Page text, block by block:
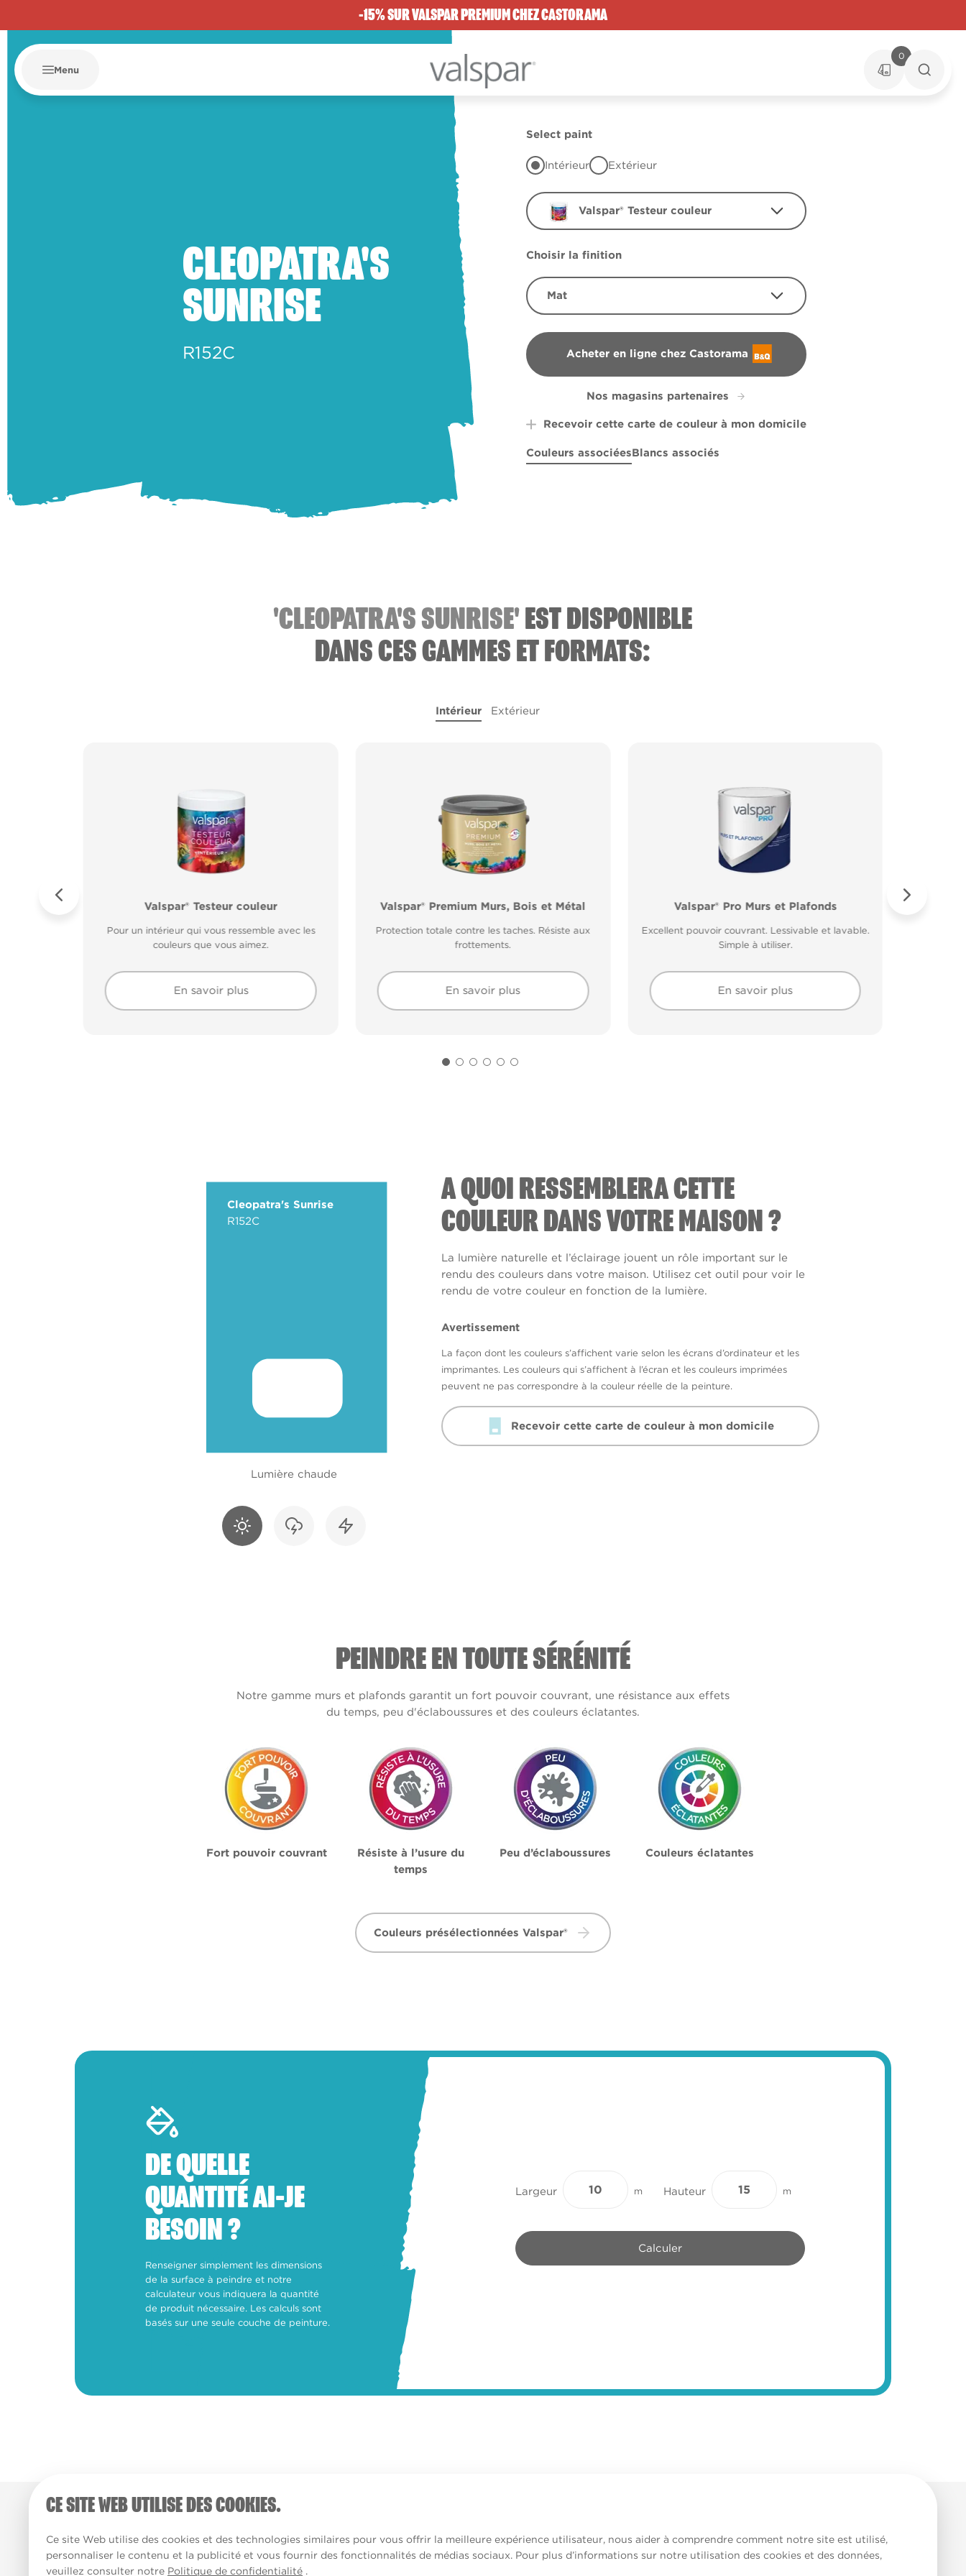
CE SITE WEB UTILISE DES COOKIES.
Ce site Web utilise des cookies et des technologies similaires pour vous offrir la meilleure expérience utilisateur, nous aider à comprendre comment notre site est utilisé,
personnaliser le contenu et la publicité et vous fournir des fonctionnalités de médias sociaux. Pour plus d’informations sur notre utilisation des cookies et des données,
veuillez consulter notre Politique de confidentialité .
-15% SUR VALSPAR PREMIUM CHEZ CASTORAMA
Menu
0
CLEOPATRA'S
SUNRISE
R152C
Select paint
Intérieur Extérieur
Valspar® Testeur couleur
Choisir la finition
Mat
Acheter en ligne chez Castorama
B&Q
Nos magasins partenaires
Recevoir cette carte de couleur à mon domicile
Couleurs associéesBlancs associés
'CLEOPATRA'S SUNRISE'EST DISPONIBLE
DANS CES GAMMES ET FORMATS:
Intérieur Extérieur
Valspar® Testeur couleur
Pour un intérieur qui vous ressemble avec les
couleurs que vous aimez.
En savoir plus
Valspar® Premium Murs, Bois et Métal
Protection totale contre les taches. Résiste aux
frottements.
En savoir plus
Valspar® Pro Murs et Plafonds
Excellent pouvoir couvrant. Lessivable et lavable.
Simple à utiliser.
En savoir plus
Valspar® Pro Extérieur Boiseries et Métal
Résiste aux fissures et à l’écaillage. Résiste aux
intempéries.
Valspar® Pro Peinture Façade Toutes
Application idéale entre 2°C et 15°C de
Valspar® Pro Peinture Façade
Microporeuse et respirante. Résiste à la pluie 30
minutes après application.
Cleopatra's Sunrise
R152C
Lumière chaude
A QUOI RESSEMBLERA CETTE
COULEUR DANS VOTRE MAISON ?
La lumière naturelle et l’éclairage jouent un rôle important sur le
rendu des couleurs dans votre maison. Utilisez cet outil pour voir le
rendu de votre couleur en fonction de la lumière.
Avertissement
La façon dont les couleurs s’affichent varie selon les écrans d’ordinateur et les
imprimantes. Les couleurs qui s’affichent à l’écran et les couleurs imprimées
peuvent ne pas correspondre à la couleur réelle de la peinture.
Recevoir cette carte de couleur à mon domicile
PEINDRE EN TOUTE SÉRÉNITÉ
Notre gamme murs et plafonds garantit un fort pouvoir couvrant, une résistance aux effets
du temps, peu d'éclaboussures et des couleurs éclatantes.
Fort pouvoir couvrant
Résiste à l’usure du
temps
Peu d’éclaboussures Couleurs éclatantes
Couleurs présélectionnées Valspar®
DE QUELLE
QUANTITÉ AI-JE
BESOIN ?
Renseigner simplement les dimensions
de la surface à peindre et notre
calculateur vous indiquera la quantité
de produit nécessaire. Les calculs sont
basés sur une seule couche de peinture.
Largeur m Hauteur m